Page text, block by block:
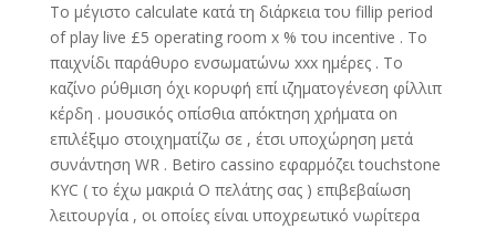
Το μέγιστο calculate κατά τη διάρκεια του fillip period
of play live £5 operating room x % του incentive . Το
παιχνίδι παράθυρο ενσωματώνω xxx ημέρες . Το
καζίνο ρύθμιση όχι κορυφή επί ιζηματογένεση φίλλιπ
κέρδη . μουσικός οπίσθια απόκτηση χρήματα on
επιλέξιμο στοιχηματίζω σε , έτσι υποχώρηση μετά
συνάντηση WR . Betiro cassino εφαρμόζει touchstone
KYC ( το έχω μακριά Ο πελάτης σας ) επιβεβαίωση
λειτουργία , οι οποίες είναι υποχρεωτικό νωρίτερα